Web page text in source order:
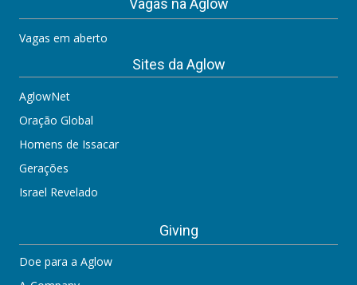
Vagas na Aglow
Vagas em aberto
Sites da Aglow
AglowNet
Oração Global
Homens de Issacar
Gerações
Israel Revelado
Giving
Doe para a Aglow